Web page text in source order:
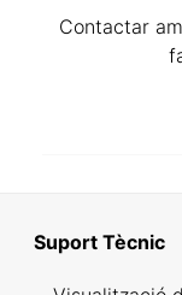
Contactar
Suport Tècnic